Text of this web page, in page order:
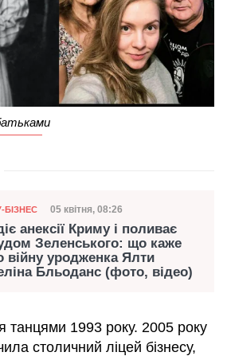
Дата публікації
05 квітня, 08:26
анексії Криму і поливає
Зеленського: що каже
війну уродженка Ялти
Бльоданс (фото, відео)
танцями 1993 року. 2005 року
столичний ліцей бізнесу,